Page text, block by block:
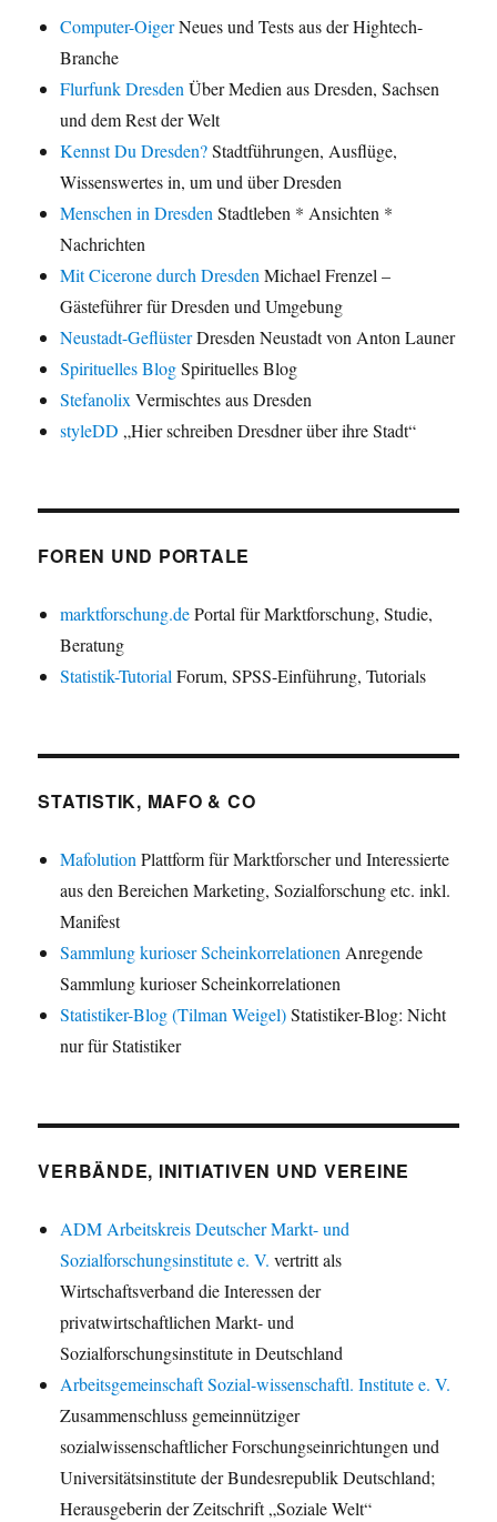
Computer-OigerNeues und Tests aus der Hightech-
Branche
Flurfunk Dresden Über Medien aus Dresden, Sachsen
und dem Rest der Welt
Kennst Du Dresden?Stadtführungen, Ausflüge,
Wissenswertes in, um und über Dresden
Menschen in Dresden Stadtleben * Ansichten *
Nachrichten
Mit Cicerone durch Dresden Michael Frenzel –
Gästeführer für Dresden und Umgebung
Neustadt-GeflüsterDresden Neustadt von Anton Launer
Spirituelles BlogSpirituelles Blog
Stefanolix Vermischtes aus Dresden
styleDD „Hier schreiben Dresdner über ihre Stadt“
FOREN UND PORTALE
marktforschung.dePortal für Marktforschung, Studie,
Beratung
Statistik-Tutorial Forum, SPSS-Einführung, Tutorials
STATISTIK, MAFO & CO
Mafolution Plattform für Marktforscher und Interessierte
aus den Bereichen Marketing, Sozialforschung etc. inkl.
Manifest
Sammlung kurioser Scheinkorrelationen Anregende
Sammlung kurioser Scheinkorrelationen
Statistiker-Blog (Tilman Weigel)Statistiker-Blog: Nicht
nur für Statistiker
VERBÄNDE, INITIATIVEN UND VEREINE
ADM Arbeitskreis Deutscher Markt- und
Sozialforschungsinstitute e. V. vertritt als
Wirtschaftsverband die Interessen der
privatwirtschaftlichen Markt- und
Sozialforschungsinstitute in Deutschland
Arbeitsgemeinschaft Sozial-wissenschaftl. Institute e. V.
Zusammenschluss gemeinnütziger
sozialwissenschaftlicher Forschungseinrichtungen und
Universitätsinstitute der Bundesrepublik Deutschland;
Herausgeberin der Zeitschrift „Soziale Welt“